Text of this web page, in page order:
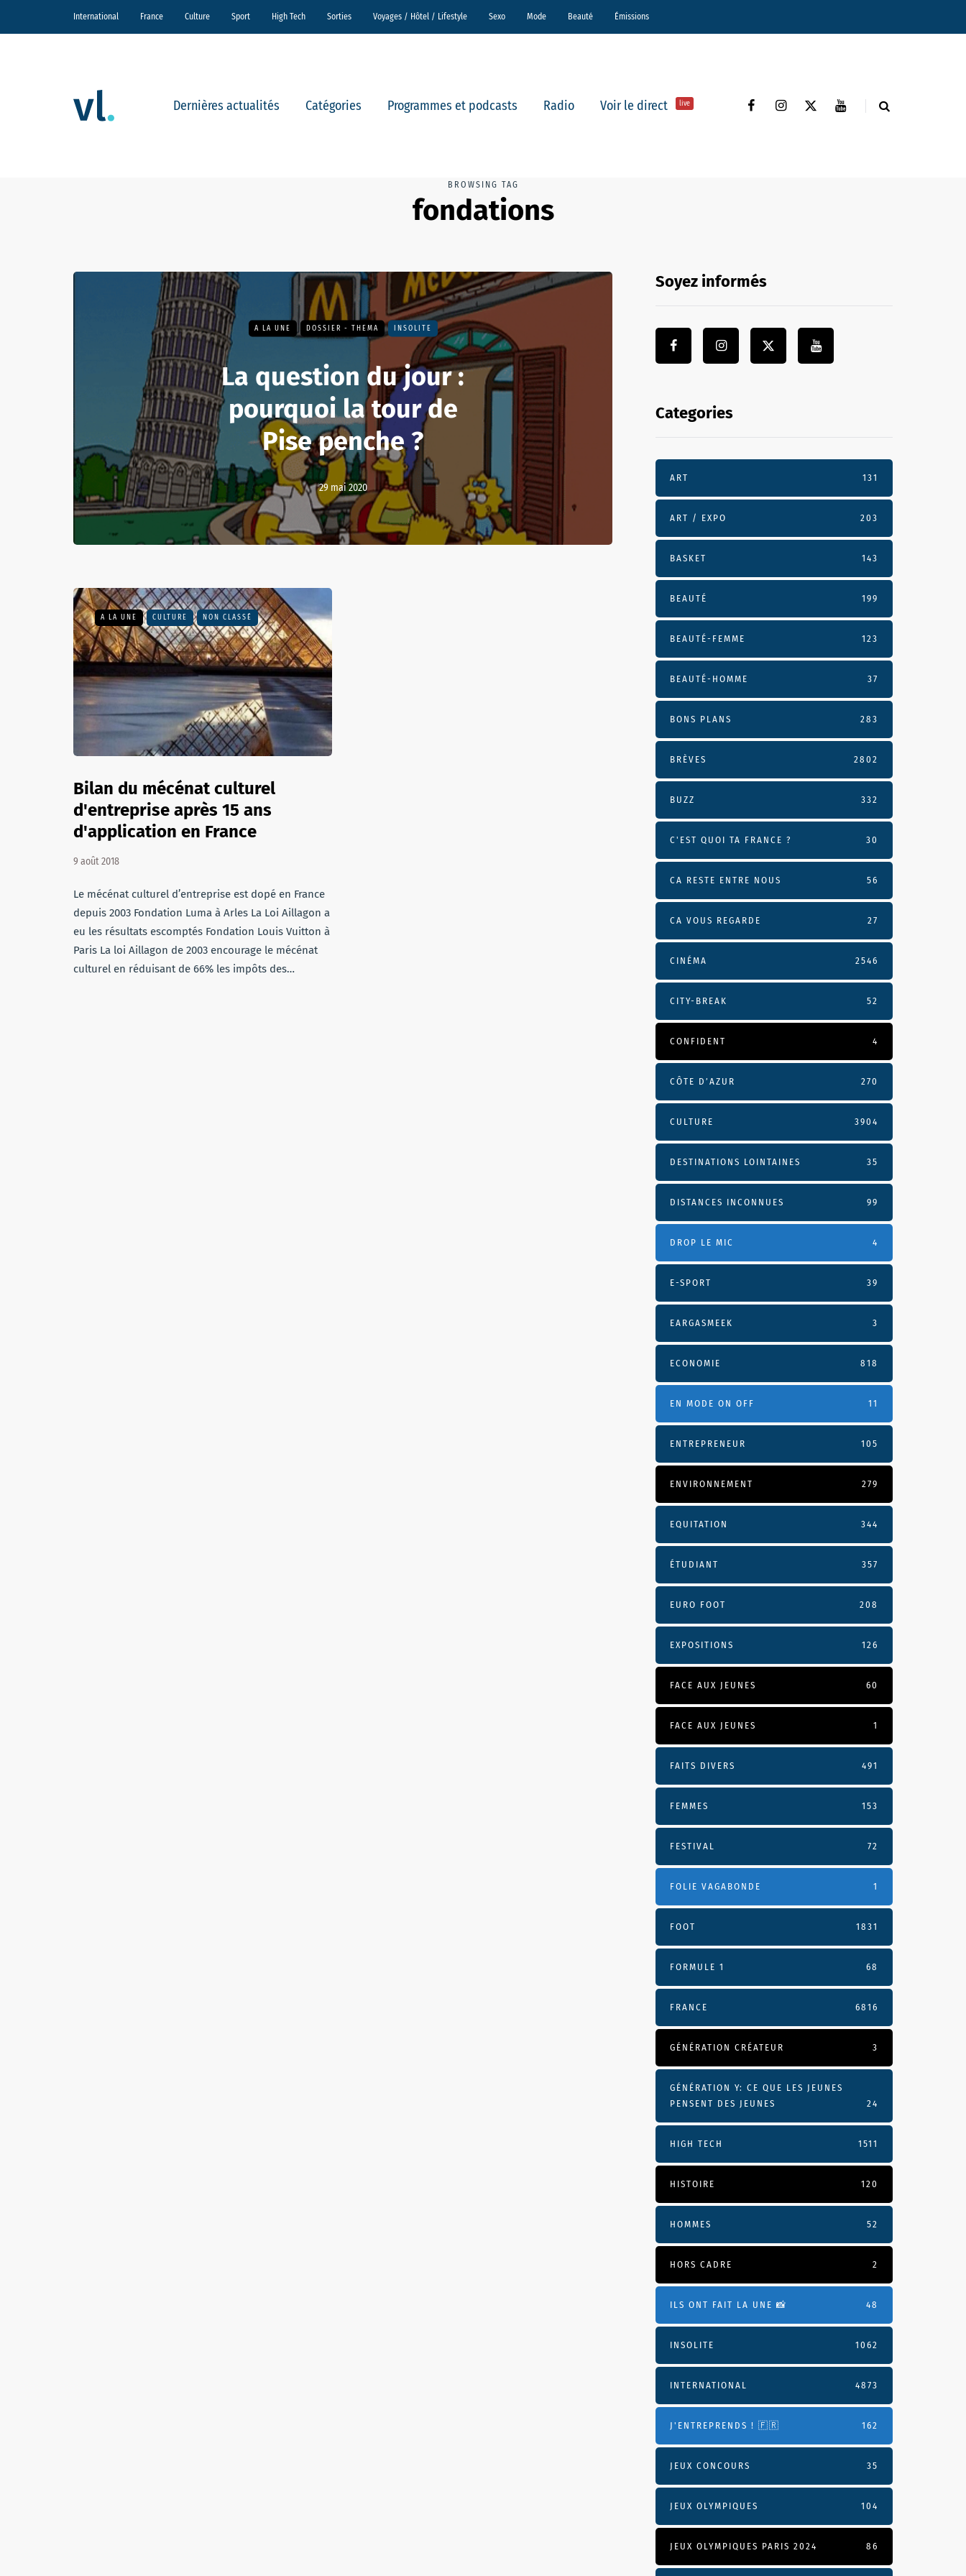
International France Culture Sport High Tech Sorties Voyages / Hôtel / Lifestyle Sexo Mode Beauté Émissions
Dernières actualités Catégories Programmes et podcasts Radio Voir le direct live
BROWSING TAG
fondations
A LA UNE DOSSIER - THEMA INSOLITE
La question du jour :
pourquoi la tour de
Pise penche ?
29 mai 2020
A LA UNE CULTURE NON CLASSÉ
Bilan du mécénat culturel
d'entreprise après 15 ans
d'application en France
9 août 2018
Le mécénat culturel d’entreprise est dopé en France
depuis 2003 Fondation Luma à Arles La Loi Aillagon a
eu les résultats escomptés Fondation Louis Vuitton à
Paris La loi Aillagon de 2003 encourage le mécénat
culturel en réduisant de 66% les impôts des…
Soyez informés
Categories
ART 131
ART / EXPO 203
BASKET 143
BEAUTÉ 199
BEAUTÉ-FEMME 123
BEAUTÉ-HOMME 37
BONS PLANS 283
BRÈVES 2802
BUZZ 332
C'EST QUOI TA FRANCE ? 30
CA RESTE ENTRE NOUS 56
CA VOUS REGARDE 27
CINÉMA 2546
CITY-BREAK 52
CONFIDENT 4
CÔTE D’AZUR 270
CULTURE 3904
DESTINATIONS LOINTAINES 35
DISTANCES INCONNUES 99
DROP LE MIC 4
E-SPORT 39
EARGASMEEK 3
ECONOMIE 818
EN MODE ON OFF 11
ENTREPRENEUR 105
ENVIRONNEMENT 279
EQUITATION 344
ÉTUDIANT 357
EURO FOOT 208
EXPOSITIONS 126
FACE AUX JEUNES 60
FACE AUX JEUNES 1
FAITS DIVERS 491
FEMMES 153
FESTIVAL 72
FOLIE VAGABONDE 1
FOOT 1831
FORMULE 1 68
FRANCE 6816
GÉNÉRATION CRÉATEUR 3
GÉNÉRATION Y: CE QUE LES JEUNES
PENSENT DES JEUNES
24
HIGH TECH 1511
HISTOIRE 120
HOMMES 52
HORS CADRE 2
ILS ONT FAIT LA UNE 📸 48
INSOLITE 1062
INTERNATIONAL 4873
J'ENTREPRENDS ! 🇫🇷 162
JEUX CONCOURS 35
JEUX OLYMPIQUES 104
JEUX OLYMPIQUES PARIS 2024 86